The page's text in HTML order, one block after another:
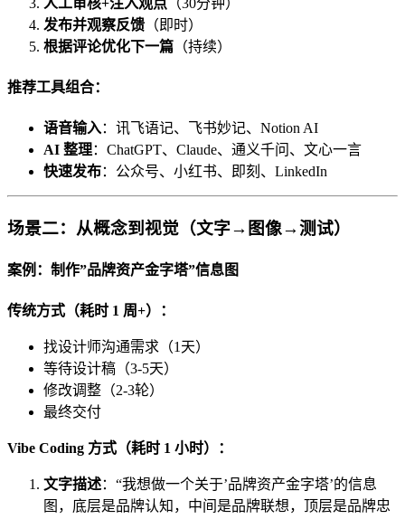
发布并观察反馈 （即时）
根据评论优化下一篇 （持续）
推荐工具组合：
语音输入：讯飞语记、飞书妙记、Notion AI
AI 整理：ChatGPT、Claude、通义千问、文心一言
快速发布：公众号、小红书、即刻、LinkedIn
场景二：从概念到视觉（文字→图像→测试）
案例：制作”品牌资产金字塔”信息图
传统方式（耗时 1 周+）：
找设计师沟通需求（1天）
等待设计稿（3-5天）
修改调整（2-3轮）
最终交付
Vibe Coding 方式（耗时 1 小时）：
文字描述：“我想做一个关于’品牌资产金字塔’的信息
图，底层是品牌认知，中间是品牌联想，顶层是品牌忠